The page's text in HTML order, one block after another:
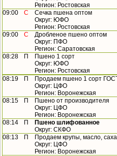
Регион: Ростовская
09:00
С
Сечка пшена оптом
Округ: ЮФО
Регион: Ростовская
09:00
С
Дробленое пшено оптом
Округ: ПФО
Регион: Саратовская
08:28
П
Пшено 1 сорт
Округ: ЮФО
Регион: Ростовская
08:19
П
Продаем пшено 1 сорт
Округ: ЦФО
Регион: Воронежская
08:15
П
Пшено от производителя
Округ: ЦФО
Регион: Воронежская
08:14
П
Пшено шлифованное
Округ: СКФО
08:13
П
Продаем крупы, масло,
Округ: ЦФО
Регион: Воронежская